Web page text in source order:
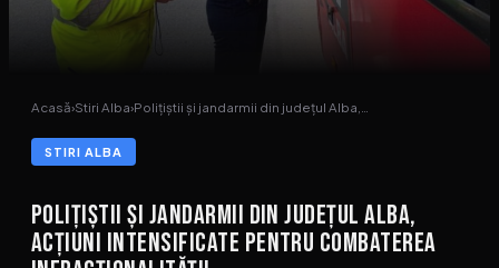
Acasă›Stiri Alba›Polițiștii și jandarmii din județul Alba,…
STIRI ALBA
Polițiștii și jandarmii din județul Alba,
acțiuni intensificate pentru combaterea